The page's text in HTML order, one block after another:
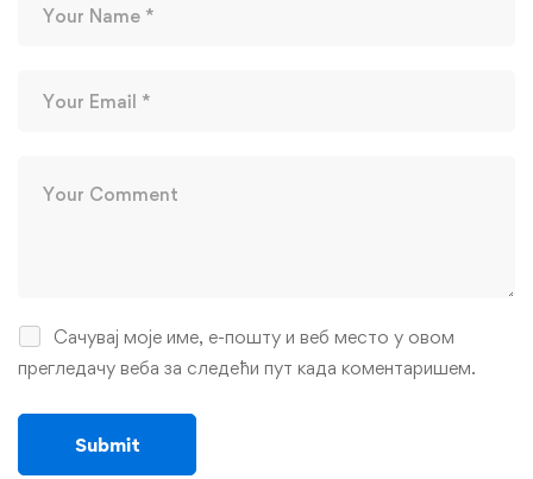
Сачувај моје име, е-пошту и веб место у овом
прегледачу веба за следећи пут када коментаришем.